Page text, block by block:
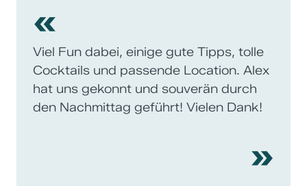
«
Viel Fun dabei, einige gute Tipps, tolle
Cocktails und passende Location. Alex
hat uns gekonnt und souverän durch
den Nachmittag geführt! Vielen Dank!
»